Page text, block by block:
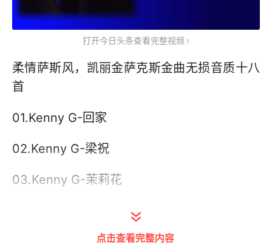
打开今日头条查看完整视频
柔情萨斯风，凯丽金萨克斯金曲无损音质十八
首
01.Kenny G-回家
02.Kenny G-梁祝
03.Kenny G-茉莉花
04.Kenny G-你是我的女人
05.Kenny G-伤感点击查看完整内容